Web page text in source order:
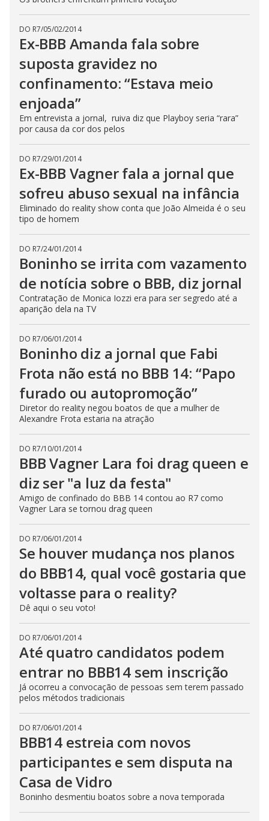
DO R7/05/02/2014
Ex-BBB Amanda fala sobre
suposta gravidez no
confinamento: “Estava meio
enjoada”
Em entrevista a jornal, ruiva diz que Playboy seria “rara”
por causa da cor dos pelos
DO R7/29/01/2014
Ex-BBB Vagner fala a jornal que
sofreu abuso sexual na infância
Eliminado do reality show conta que João Almeida é o seu
tipo de homem
DO R7/24/01/2014
Boninho se irrita com vazamento
de notícia sobre o BBB, diz jornal
Contratação de Monica Iozzi era para ser segredo até a
aparição dela na TV
DO R7/06/01/2014
Boninho diz a jornal que Fabi
Frota não está no BBB 14: “Papo
furado ou autopromoção”
Diretor do reality negou boatos de que a mulher de
Alexandre Frota estaria na atração
DO R7/10/01/2014
BBB Vagner Lara foi drag queen e
diz ser "a luz da festa"
Amigo de confinado do BBB 14 contou ao R7 como
Vagner Lara se tornou drag queen
DO R7/06/01/2014
Se houver mudança nos planos
do BBB14, qual você gostaria que
voltasse para o reality?
Dê aqui o seu voto!
DO R7/06/01/2014
Até quatro candidatos podem
entrar no BBB14 sem inscrição
Já ocorreu a convocação de pessoas sem terem passado
pelos métodos tradicionais
DO R7/06/01/2014
BBB14 estreia com novos
participantes e sem disputa na
Casa de Vidro
Boninho desmentiu boatos sobre a nova temporada